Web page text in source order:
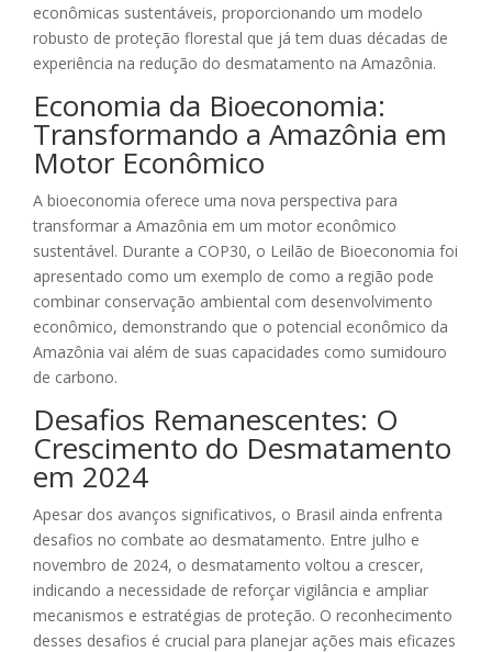
econômicas sustentáveis, proporcionando um modelo
robusto de proteção florestal que já tem duas décadas de
experiência na redução do desmatamento na Amazônia.
Economia da Bioeconomia:
Transformando a Amazônia em
Motor Econômico
A bioeconomia oferece uma nova perspectiva para
transformar a Amazônia em um motor econômico
sustentável. Durante a COP30, o Leilão de Bioeconomia foi
apresentado como um exemplo de como a região pode
combinar conservação ambiental com desenvolvimento
econômico, demonstrando que o potencial econômico da
Amazônia vai além de suas capacidades como sumidouro
de carbono.
Desafios Remanescentes: O
Crescimento do Desmatamento
em 2024
Apesar dos avanços significativos, o Brasil ainda enfrenta
desafios no combate ao desmatamento. Entre julho e
novembro de 2024, o desmatamento voltou a crescer,
indicando a necessidade de reforçar vigilância e ampliar
mecanismos e estratégias de proteção. O reconhecimento
desses desafios é crucial para planejar ações mais eficazes